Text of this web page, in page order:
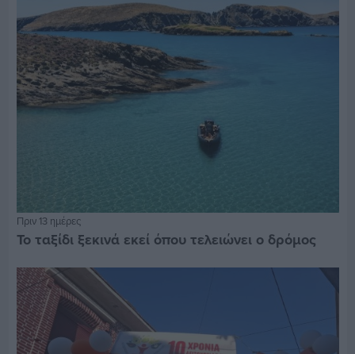
Πριν 13 ημέρες
Το ταξίδι ξεκινά εκεί όπου τελειώνει ο δρόμος